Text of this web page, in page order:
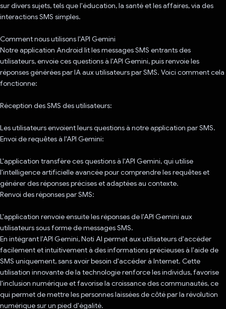
sur divers sujets, tels que l'éducation, la santé et les affaires, via des
interactions SMS simples.
Comment nous utilisons l'API Gemini
Notre application Android lit les messages SMS entrants des
utilisateurs, envoie ces questions à l'API Gemini, puis renvoie les
réponses générées par IA aux utilisateurs par SMS. Voici comment cela
fonctionne:
Réception des SMS des utilisateurs:
Les utilisateurs envoient leurs questions à notre application par SMS.
Envoi de requêtes à l'API Gemini:
L'application transfère ces questions à l'API Gemini, qui utilise
l'intelligence artificielle avancée pour comprendre les requêtes et
générer des réponses précises et adaptées au contexte.
Renvoi des réponses par SMS:
L'application renvoie ensuite les réponses de l'API Gemini aux
utilisateurs sous forme de messages SMS.
En intégrant l'API Gemini, Noti AI permet aux utilisateurs d'accéder
facilement et intuitivement à des informations précieuses à l'aide de
SMS uniquement, sans avoir besoin d'accéder à Internet. Cette
utilisation innovante de la technologie renforce les individus, favorise
l'inclusion numérique et favorise la croissance des communautés, ce
qui permet de mettre les personnes laissées de côté par la révolution
numérique sur un pied d'égalité.